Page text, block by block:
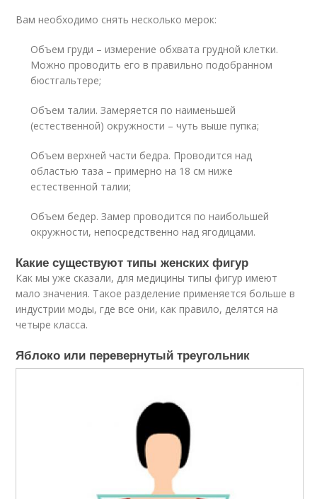
Вам необходимо снять несколько мерок:
Объем груди – измерение обхвата грудной клетки.
Можно проводить его в правильно подобранном
бюстгальтере;
Объем талии. Замеряется по наименьшей
(естественной) окружности – чуть выше пупка;
Объем верхней части бедра. Проводится над
областью таза – примерно на 18 см ниже
естественной талии;
Объем бедер. Замер проводится по наибольшей
окружности, непосредственно над ягодицами.
Какие существуют типы женских фигур
Как мы уже сказали, для медицины типы фигур имеют
мало значения. Такое разделение применяется больше в
индустрии моды, где все они, как правило, делятся на
четыре класса.
Яблоко или перевернутый треугольник